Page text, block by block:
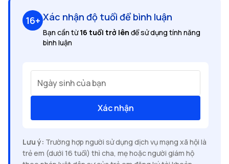
16+ Xác nhận độ tuổi để bình luận
Bạn cần từ16 tuổi trở lên để sử dụng tính năng
bình luận
Ngày sinh của bạn
Xác nhận
Lưu ý: Trường hợp người sử dụng dịch vụ mạng xã hội là
trẻ em (dưới 16 tuổi) thì cha, mẹ hoặc người giám hộ